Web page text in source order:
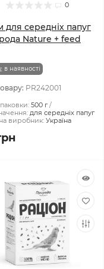
0
для середніх папуг
Nature + feed
в наявності
PR242001
500 г
для середніх папуг
виробник: Україна